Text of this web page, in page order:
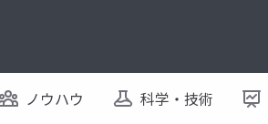
ノウハウ 科学・技術